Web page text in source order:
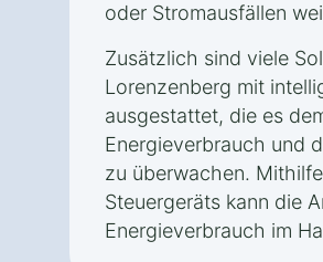
oder Stromausfällen
Zusätzlich sind viele
Lorenzenberg mit
ausgestattet, die es
Energieverbrauch und
zu überwachen.
Steuergeräts kann die
Energieverbrauch im